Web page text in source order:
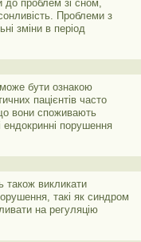
до проблем зі сном,
Проблеми з
зміни в період
бути ознакою
пацієнтів часто
вони споживають
ендокринні порушення
викликати
такі як синдром
на регуляцію